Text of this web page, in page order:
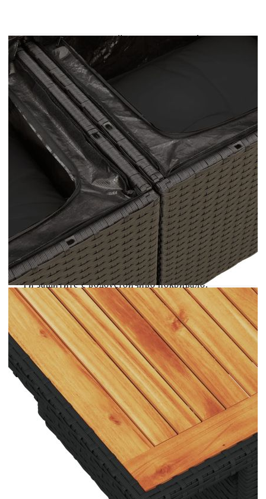
издръжливост и устойчивост на атмосферни
влияния.Функция за съхранение с
водоустойчива чанта: Градинската мебел
разполага с място за съхранение под седалката,
допълнено с водоустойчива чанта за съхранение
на възглавници, играчки и други предмети.
Вътрешната чанта може да бъде здраво
закрепена към външната мебел със закопчалки
за допълнителна стабилност.Регулируем плот:
Плотът може да се повдигне, за да направи
масата по-висока, което трансформира
външната маса от маса за кафе в маса за
хранене. Идеална е за гости или за хранене
навън.Калъф, който може да се сваля и може да
се пере: Тези възглавници за седалки имат
подвижни калъфи за лесно пране и
поддръжка.Модулен дизайн: Този комплект
външни мебели има модулен дизайн, което го
прави напълно гъвкав и лесен за преместване,
така че можете да създадете персонализирана
подредба на външни мебели. Добре е да се
знае:За да сте сигурни, че вашите външни
мебели ще останат красиви, ви препоръчваме да
ги защитите с водоустойчиво покривало.
Размери на водоустойчивата чанта: 55 x 53
x 34 см (Д x Ш x В)
Максимален капацитет на натоварване (на
място): 110 кг
UV устойчив
Пластмасови регулируеми крачета
Необходим е монтаж
Ъглова седалка:
Цвят: Черен
Материал: PE ратан, прахово боядисана
Размери: 71 x 62 x 69 см (Ш x Д x В)